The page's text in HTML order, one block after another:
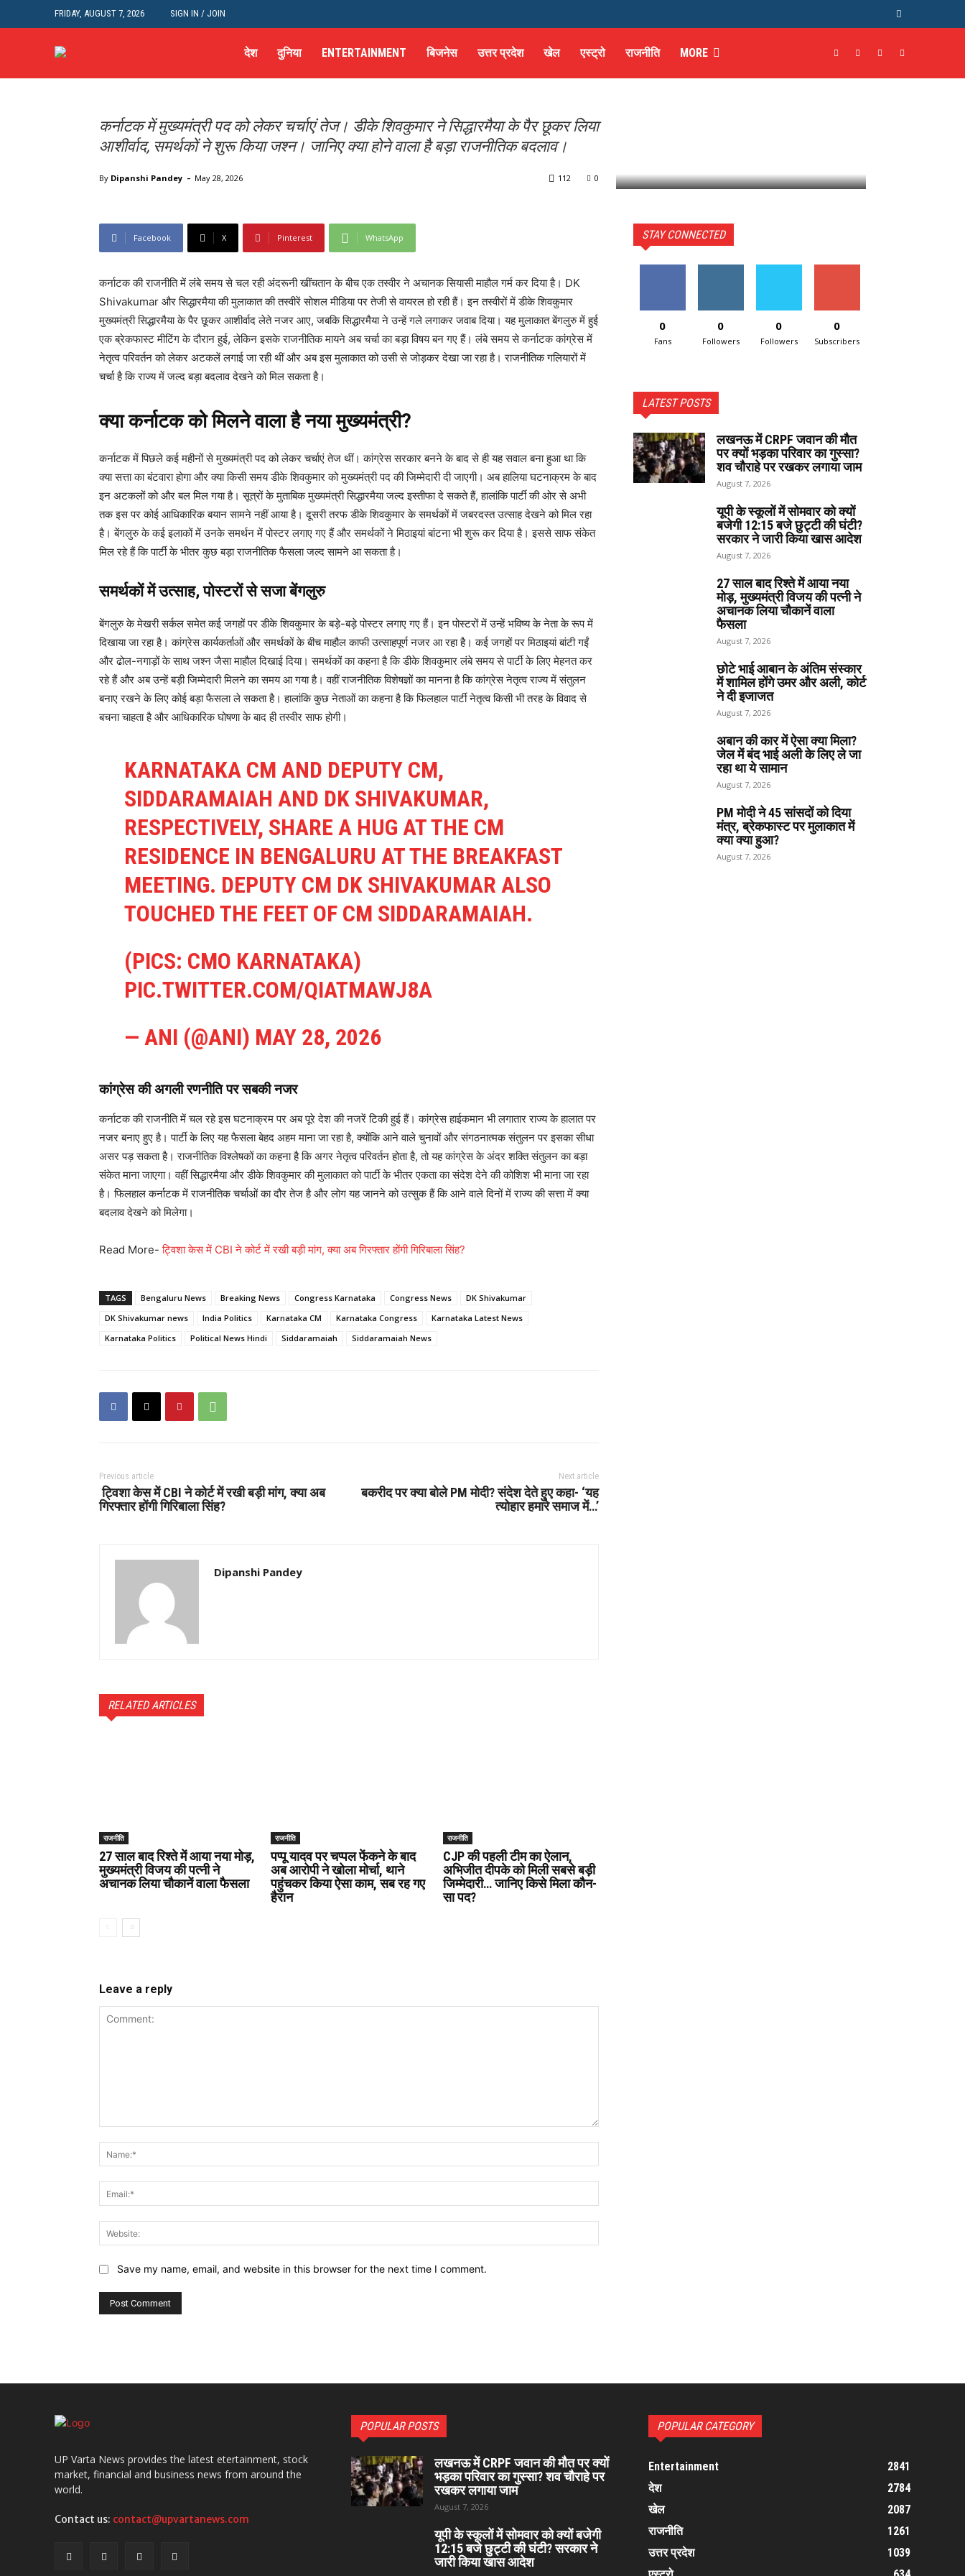
FRIDAY, AUGUST 7, 2026 SIGN IN / JOIN
देश दुनिया ENTERTAINMENT बिजनेस उत्तर प्रदेश खेल एस्ट्रो राजनीति MORE
Home राजनीति कर्नाटक में खत्म होने जा रही सियासी खींचतान? सिद्धारमैया के पैर छूते...
कर्नाटक में खत्म होने जा रही सियासी खींचतान?
सिद्धारमैया के पैर छूते दिखे डीके शिवकुमार, फिर
हुआ कुछ ऐसा
कर्नाटक में मुख्यमंत्री पद को लेकर चर्चाएं तेज। डीके शिवकुमार ने सिद्धारमैया के पैर छूकर लिया
आशीर्वाद, समर्थकों ने शुरू किया जश्न। जानिए क्या होने वाला है बड़ा राजनीतिक बदलाव।
By Dipanshi Pandey - May 28, 2026 0
112
Facebook X Pinterest WhatsApp
कर्नाटक की राजनीति में लंबे समय से चल रही अंदरूनी खींचतान के बीच एक तस्वीर ने अचानक सियासी माहौल गर्म कर दिया है। DK
Shivakumar और सिद्धारमैया की मुलाकात की तस्वीरें सोशल मीडिया पर तेजी से वायरल हो रही हैं। इन तस्वीरों में डीके शिवकुमार
मुख्यमंत्री सिद्धारमैया के पैर छूकर आशीर्वाद लेते नजर आए, जबकि सिद्धारमैया ने उन्हें गले लगाकर जवाब दिया। यह मुलाकात बेंगलुरु में हुई
एक ब्रेकफास्ट मीटिंग के दौरान हुई, लेकिन इसके राजनीतिक मायने अब चर्चा का बड़ा विषय बन गए हैं। लंबे समय से कर्नाटक कांग्रेस में
नेतृत्व परिवर्तन को लेकर अटकलें लगाई जा रही थीं और अब इस मुलाकात को उसी से जोड़कर देखा जा रहा है। राजनीतिक गलियारों में
चर्चा है कि राज्य में जल्द बड़ा बदलाव देखने को मिल सकता है।
क्या कर्नाटक को मिलने वाला है नया मुख्यमंत्री?
कर्नाटक में पिछले कई महीनों से मुख्यमंत्री पद को लेकर चर्चाएं तेज थीं। कांग्रेस सरकार बनने के बाद से ही यह सवाल बना हुआ था कि
क्या सत्ता का बंटवारा होगा और क्या किसी समय डीके शिवकुमार को मुख्यमंत्री पद की जिम्मेदारी दी जाएगी। अब हालिया घटनाक्रम के बाद
इन अटकलों को और बल मिल गया है। सूत्रों के मुताबिक मुख्यमंत्री सिद्धारमैया जल्द इस्तीफा दे सकते हैं, हालांकि पार्टी की ओर से अभी
तक इस पर कोई आधिकारिक बयान सामने नहीं आया है। दूसरी तरफ डीके शिवकुमार के समर्थकों में जबरदस्त उत्साह देखने को मिल रहा
है। बेंगलुरु के कई इलाकों में उनके समर्थन में पोस्टर लगाए गए हैं और समर्थकों ने मिठाइयां बांटना भी शुरू कर दिया है। इससे साफ संकेत
मिल रहे हैं कि पार्टी के भीतर कुछ बड़ा राजनीतिक फैसला जल्द सामने आ सकता है।
समर्थकों में उत्साह, पोस्टरों से सजा बेंगलुरु
बेंगलुरु के मेखरी सर्कल समेत कई जगहों पर डीके शिवकुमार के बड़े-बड़े पोस्टर लगाए गए हैं। इन पोस्टरों में उन्हें भविष्य के नेता के रूप में
दिखाया जा रहा है। कांग्रेस कार्यकर्ताओं और समर्थकों के बीच माहौल काफी उत्साहपूर्ण नजर आ रहा है। कई जगहों पर मिठाइयां बांटी गईं
और ढोल-नगाड़ों के साथ जश्न जैसा माहौल दिखाई दिया। समर्थकों का कहना है कि डीके शिवकुमार लंबे समय से पार्टी के लिए मेहनत कर
रहे हैं और अब उन्हें बड़ी जिम्मेदारी मिलने का समय आ गया है। वहीं राजनीतिक विशेषज्ञों का मानना है कि कांग्रेस नेतृत्व राज्य में संतुलन
बनाए रखने के लिए कोई बड़ा फैसला ले सकता है। हालांकि कुछ नेताओं का कहना है कि फिलहाल पार्टी नेतृत्व किसी भी तरह के विवाद से
बचना चाहता है और आधिकारिक घोषणा के बाद ही तस्वीर साफ होगी।
KARNATAKA CM AND DEPUTY CM,
SIDDARAMAIAH AND DK SHIVAKUMAR,
RESPECTIVELY, SHARE A HUG AT THE CM
RESIDENCE IN BENGALURU AT THE BREAKFAST
MEETING. DEPUTY CM DK SHIVAKUMAR ALSO
TOUCHED THE FEET OF CM SIDDARAMAIAH.
(PICS: CMO KARNATAKA)
PIC.TWITTER.COM/QIATMAWJ8A
— ANI (@ANI) MAY 28, 2026
कांग्रेस की अगली रणनीति पर सबकी नजर
कर्नाटक की राजनीति में चल रहे इस घटनाक्रम पर अब पूरे देश की नजरें टिकी हुई हैं। कांग्रेस हाईकमान भी लगातार राज्य के हालात पर
नजर बनाए हुए है। पार्टी के लिए यह फैसला बेहद अहम माना जा रहा है, क्योंकि आने वाले चुनावों और संगठनात्मक संतुलन पर इसका सीधा
असर पड़ सकता है। राजनीतिक विश्लेषकों का कहना है कि अगर नेतृत्व परिवर्तन होता है, तो यह कांग्रेस के अंदर शक्ति संतुलन का बड़ा
संकेत माना जाएगा। वहीं सिद्धारमैया और डीके शिवकुमार की मुलाकात को पार्टी के भीतर एकता का संदेश देने की कोशिश भी माना जा रहा
है। फिलहाल कर्नाटक में राजनीतिक चर्चाओं का दौर तेज है और लोग यह जानने को उत्सुक हैं कि आने वाले दिनों में राज्य की सत्ता में क्या
बदलाव देखने को मिलेगा।
Read More- ट्विशा केस में CBI ने कोर्ट में रखी बड़ी मांग, क्या अब गिरफ्तार होंगी गिरिबाला सिंह?
TAGS Bengaluru News Breaking News Congress Karnataka Congress News
DK Shivakumar
DK Shivakumar news
India Politics Karnataka CM Karnataka Congress
Karnataka Latest News
Karnataka Politics
Political News Hindi Siddaramaiah Siddaramaiah News
Previous article
ट्विशा केस में CBI ने कोर्ट में रखी बड़ी मांग, क्या अब
गिरफ्तार होंगी गिरिबाला सिंह?
Next article
बकरीद पर क्या बोले PM मोदी? संदेश देते हुए कहा- ‘यह
त्योहार हमारे समाज में…’
Dipanshi Pandey
RELATED ARTICLES
राजनीति
27 साल बाद रिश्ते में आया नया मोड़,
मुख्यमंत्री विजय की पत्नी ने
अचानक लिया चौकानें वाला फैसला
राजनीति
पप्पू यादव पर चप्पल फेंकने के बाद
अब आरोपी ने खोला मोर्चा, थाने
पहुंचकर किया ऐसा काम, सब रह गए
हैरान
राजनीति
CJP की पहली टीम का ऐलान,
अभिजीत दीपके को मिली सबसे बड़ी
जिम्मेदारी… जानिए किसे मिला कौन-
सा पद?
Leave a reply
Save my name, email, and website in this browser for the next time I comment.
STAY CONNECTED
0
Fans
0
Followers
0
Followers
0
Subscribers
LATEST POSTS
लखनऊ में CRPF जवान की मौत
पर क्यों भड़का परिवार का गुस्सा?
शव चौराहे पर रखकर लगाया जाम
August 7, 2026
यूपी के स्कूलों में सोमवार को क्यों
बजेगी 12:15 बजे छुट्टी की घंटी?
सरकार ने जारी किया खास आदेश
August 7, 2026
27 साल बाद रिश्ते में आया नया
मोड़, मुख्यमंत्री विजय की पत्नी ने
अचानक लिया चौकानें वाला
फैसला
August 7, 2026
छोटे भाई आबान के अंतिम संस्कार
में शामिल होंगे उमर और अली, कोर्ट
ने दी इजाजत
August 7, 2026
अबान की कार में ऐसा क्या मिला?
जेल में बंद भाई अली के लिए ले जा
रहा था ये सामान
August 7, 2026
PM मोदी ने 45 सांसदों को दिया
मंत्र, ब्रेकफास्ट पर मुलाकात में
क्या क्या हुआ?
August 7, 2026
UP Varta News provides the latest etertainment, stock
market, financial and business news from around the
world.
Contact us: contact@upvartanews.com
POPULAR POSTS
लखनऊ में CRPF जवान की मौत पर क्यों
भड़का परिवार का गुस्सा? शव चौराहे पर
रखकर लगाया जाम
August 7, 2026
यूपी के स्कूलों में सोमवार को क्यों बजेगी
12:15 बजे छुट्टी की घंटी? सरकार ने
जारी किया खास आदेश
POPULAR CATEGORY
Entertainment
2841
देश
2784
खेल
2087
राजनीति
1261
उत्तर प्रदेश
1039